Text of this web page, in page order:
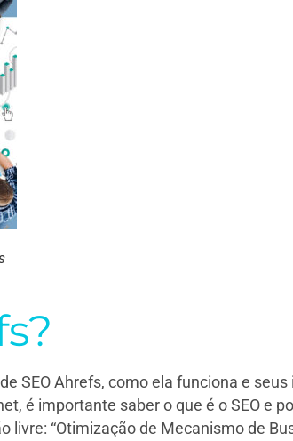
SEO Ahrefs, como ela funciona e
é importante saber o que é o SEO e
livre: “Otimização de Mecanismo de